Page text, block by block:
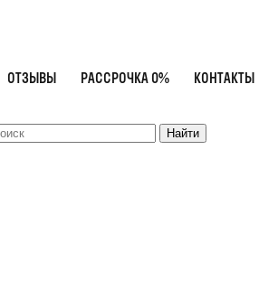
ОТЗЫВЫ РАССРОЧКА 0% КОНТАКТЫ